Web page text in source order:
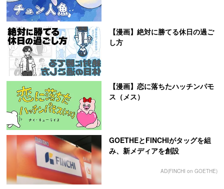
【漫画】絶対に勝てる休日の過ご
し方
【漫画】恋に落ちたハッチンパモ
ス（メス）
GOETHEとFINCHIがタッグを組
み、新メディアを創設
AD(FINCHI on GOETHE)